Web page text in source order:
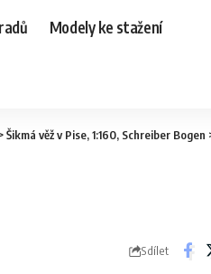
Modely ke stažení
Šikmá věž v Pise, 1:160, Schreiber Bogen
Sdílet